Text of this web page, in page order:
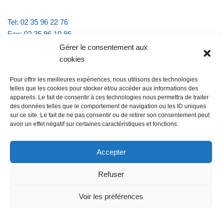
Gérer le consentement aux
cookies
Pour offrir les meilleures expériences, nous utilisons des technologies
telles que les cookies pour stocker et/ou accéder aux informations des
appareils. Le fait de consentir à ces technologies nous permettra de traiter
des données telles que le comportement de navigation ou les ID uniques
sur ce site. Le fait de ne pas consentir ou de retirer son consentement peut
avoir un effet négatif sur certaines caractéristiques et fonctions.
Accepter
Refuser
Voir les préférences
Tel: 02 35 96 22 76
Fax: 02 35 96 10 86
Email : mairie.vattevillelarue@wanadoo.fr
lundi et jeudi de 9h à 11h30
mardi et vendredi de 16h à 18h30
@Vatteville-la-rue mentions légales